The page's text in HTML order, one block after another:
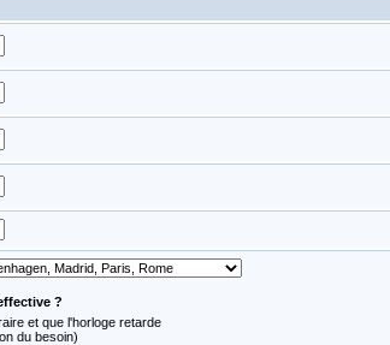
?
et que l'horloge retarde
du besoin)